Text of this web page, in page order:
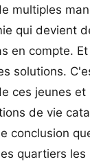
multiples
qui devient
en compte.
solutions.
ces jeunes
de vie
conclusion
quartiers